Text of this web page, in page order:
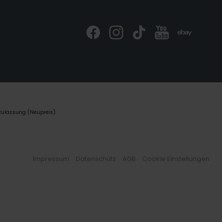
(Neupreis).
Impressum Datenschutz AGB Cookie Einstellungen